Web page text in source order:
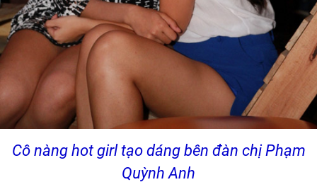
Cô nàng hot girl tạo dáng bên đàn chị Phạm
Quỳnh Anh